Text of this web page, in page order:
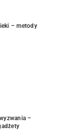
– metody
–